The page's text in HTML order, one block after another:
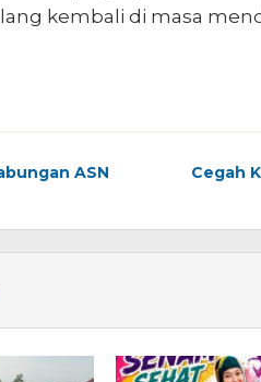
kembali di masa
ASN
Cegah